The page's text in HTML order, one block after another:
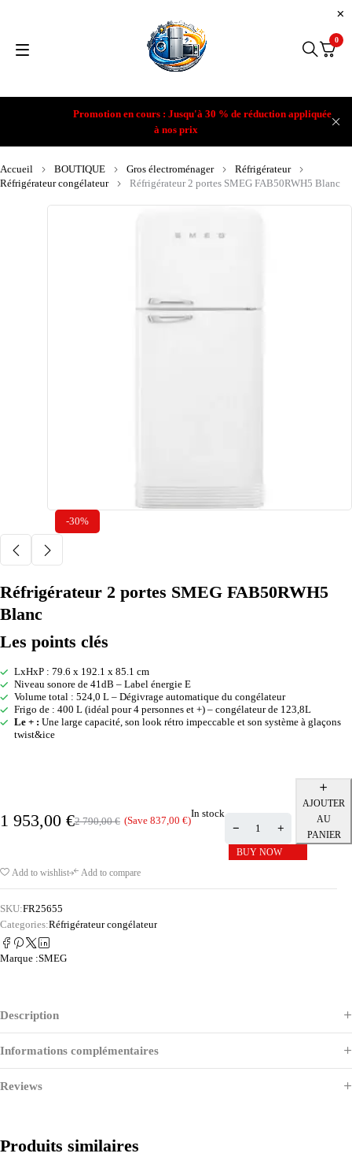
Promotion en cours : Jusqu'à 30 % de réduction appliquée
à nos prix
0
Accueil BOUTIQUE Gros électroménager
Réfrigérateur
Réfrigérateur congélateur
Réfrigérateur 2 portes SMEG FAB50RWH5 Blanc
-30%
Réfrigérateur 2 portes SMEG FAB50RWH5
Blanc
Les points clés
LxHxP : 79.6 x 192.1 x 85.1 cm
Niveau sonore de 41dB – Label énergie E
Volume total : 524,0 L – Dégivrage automatique du congélateur
Frigo de : 400 L (idéal pour 4 personnes et +) – congélateur de 123,8L
Le + : Une large capacité, son look rétro impeccable et son système à glaçons
twist&ice
2 790,00€
1 953,00 € (Save 837,00 €)
In stock
AJOUTER
AU
PANIER
BUY NOW
Add to wishlist
Add to compare
SKU:FR25655
Categories:Réfrigérateur congélateur
Marque :SMEG
Description
Informations complémentaires
Reviews
Produits similaires